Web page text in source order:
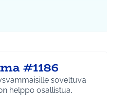
#1186
soveltuva
helppo osallistua.